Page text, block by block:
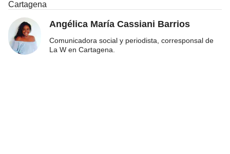
Cartagena
Angélica María Cassiani Barrios
Comunicadora social y periodista, corresponsal de
La W en Cartagena.